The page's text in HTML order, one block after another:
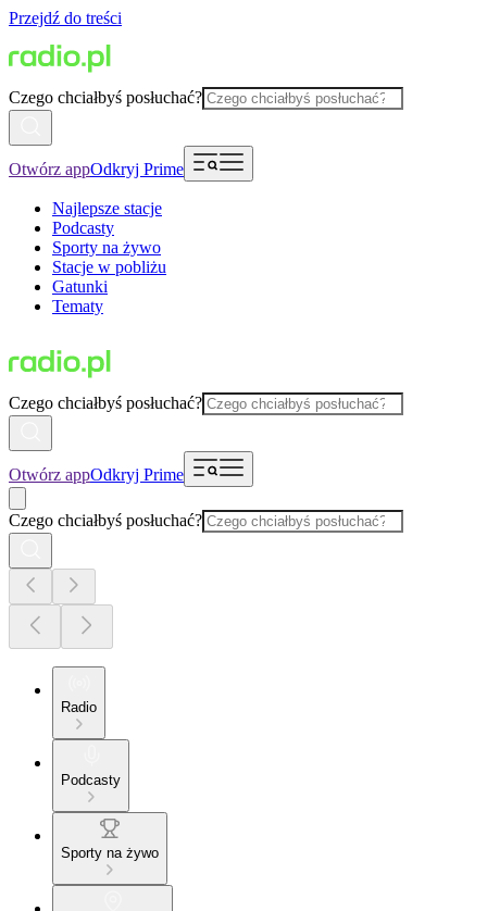
Przejdź do treści
Czego chciałbyś posłuchać?
Otwórz appOdkryj Prime
Najlepsze stacje
Podcasty
Sporty na żywo
Stacje w pobliżu
Gatunki
Tematy
Czego chciałbyś posłuchać?
Otwórz appOdkryj Prime
Czego chciałbyś posłuchać?
Radio
Podcasty
Sporty na żywo